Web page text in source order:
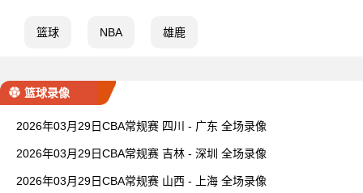
篮球 NBA 雄鹿
篮球录像
2026年03月29日CBA常规赛 四川 - 广东 全场录像
2026年03月29日CBA常规赛 吉林 - 深圳 全场录像
2026年03月29日CBA常规赛 山西 - 上海 全场录像